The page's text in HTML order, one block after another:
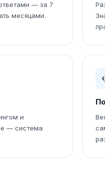
— за 7
месяцами.
и
— система